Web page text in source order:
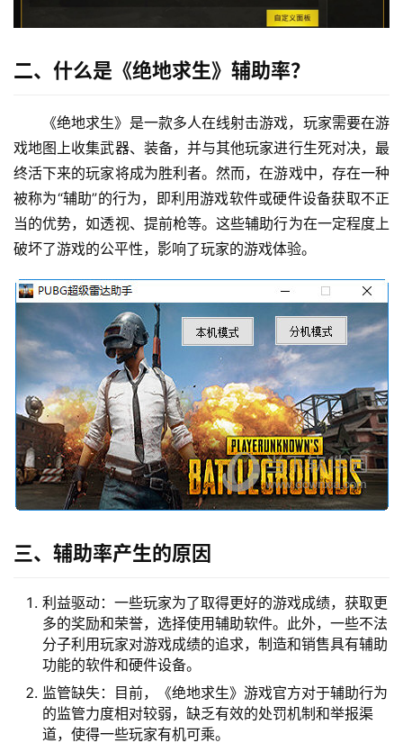
二、什么是《绝地求生》辅助率？
《绝地求生》是一款多人在线射击游戏，玩家需要在游
戏地图上收集武器、装备，并与其他玩家进行生死对决，最
终活下来的玩家将成为胜利者。然而，在游戏中，存在一种
被称为“辅助”的行为，即利用游戏软件或硬件设备获取不正
当的优势，如透视、提前枪等。这些辅助行为在一定程度上
破坏了游戏的公平性，影响了玩家的游戏体验。
三、辅助率产生的原因
利益驱动：一些玩家为了取得更好的游戏成绩，获取更
多的奖励和荣誉，选择使用辅助软件。此外，一些不法
分子利用玩家对游戏成绩的追求，制造和销售具有辅助
功能的软件和硬件设备。
监管缺失：目前，《绝地求生》游戏官方对于辅助行为
的监管力度相对较弱，缺乏有效的处罚机制和举报渠
道，使得一些玩家有机可乘。